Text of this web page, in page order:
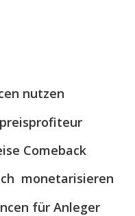
nutzen
Comeback
monetarisieren
für Anleger